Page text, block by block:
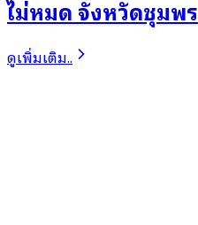
ไม่หมด จังหวัดชุมพร
ดูเพิ่มเติม..